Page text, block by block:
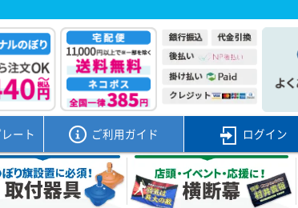
ート ご利用ガイド ログイン